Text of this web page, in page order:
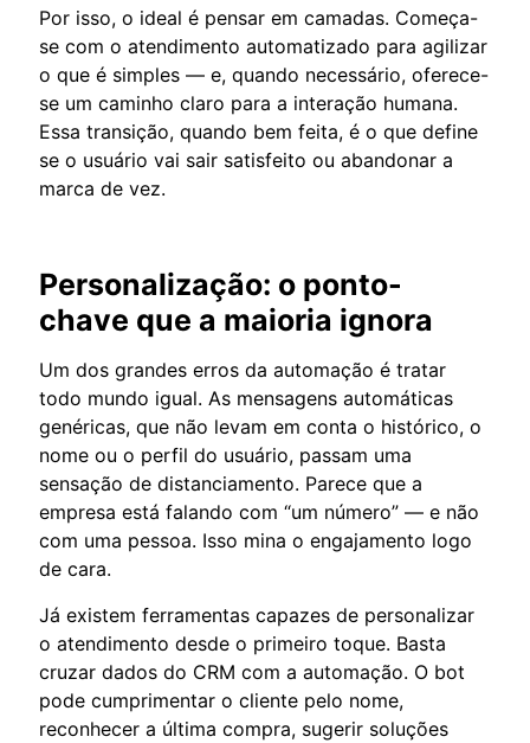
Por isso, o ideal é pensar em camadas. Começa-
se com o atendimento automatizado para agilizar
o que é simples — e, quando necessário, oferece-
se um caminho claro para a interação humana.
Essa transição, quando bem feita, é o que define
se o usuário vai sair satisfeito ou abandonar a
marca de vez.
Personalização: o ponto-
chave que a maioria ignora
Um dos grandes erros da automação é tratar
todo mundo igual. As mensagens automáticas
genéricas, que não levam em conta o histórico, o
nome ou o perfil do usuário, passam uma
sensação de distanciamento. Parece que a
empresa está falando com “um número” — e não
com uma pessoa. Isso mina o engajamento logo
de cara.
Já existem ferramentas capazes de personalizar
o atendimento desde o primeiro toque. Basta
cruzar dados do CRM com a automação. O bot
pode cumprimentar o cliente pelo nome,
reconhecer a última compra, sugerir soluções